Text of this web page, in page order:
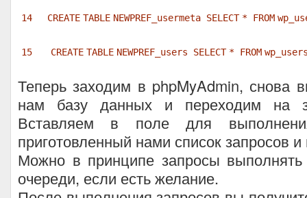
14 CREATE TABLE NEWPREF_usermeta SELECT * FROM
15 CREATE TABLE NEWPREF_users SELECT * FROM
Теперь заходим в phpMyAdmin, снова
нам базу данных и переходим на
Вставляем в поле для
приготовленный нами список запросов
Можно в принципе запросы
очереди, если есть желание.